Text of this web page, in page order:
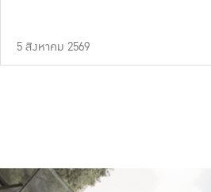
5 สิงหาคม 2569